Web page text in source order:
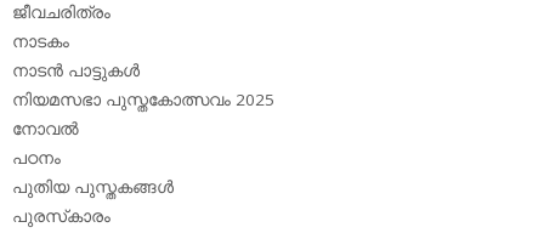
ജീവചരിത്രം
നാടകം
നാടന്‍ പാട്ടുകള്‍
നിയമസഭാ പുസ്തകോത്സവം 2025
നോവല്‍
പഠനം
പുതിയ പുസ്തകങ്ങള്‍
പുരസ്‌കാരം